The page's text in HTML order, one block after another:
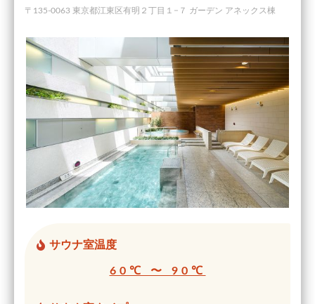
〒135-0063 東京都江東区有明２丁目１−７ ガーデン アネックス棟
サウナ室温度
60℃ 〜 90℃